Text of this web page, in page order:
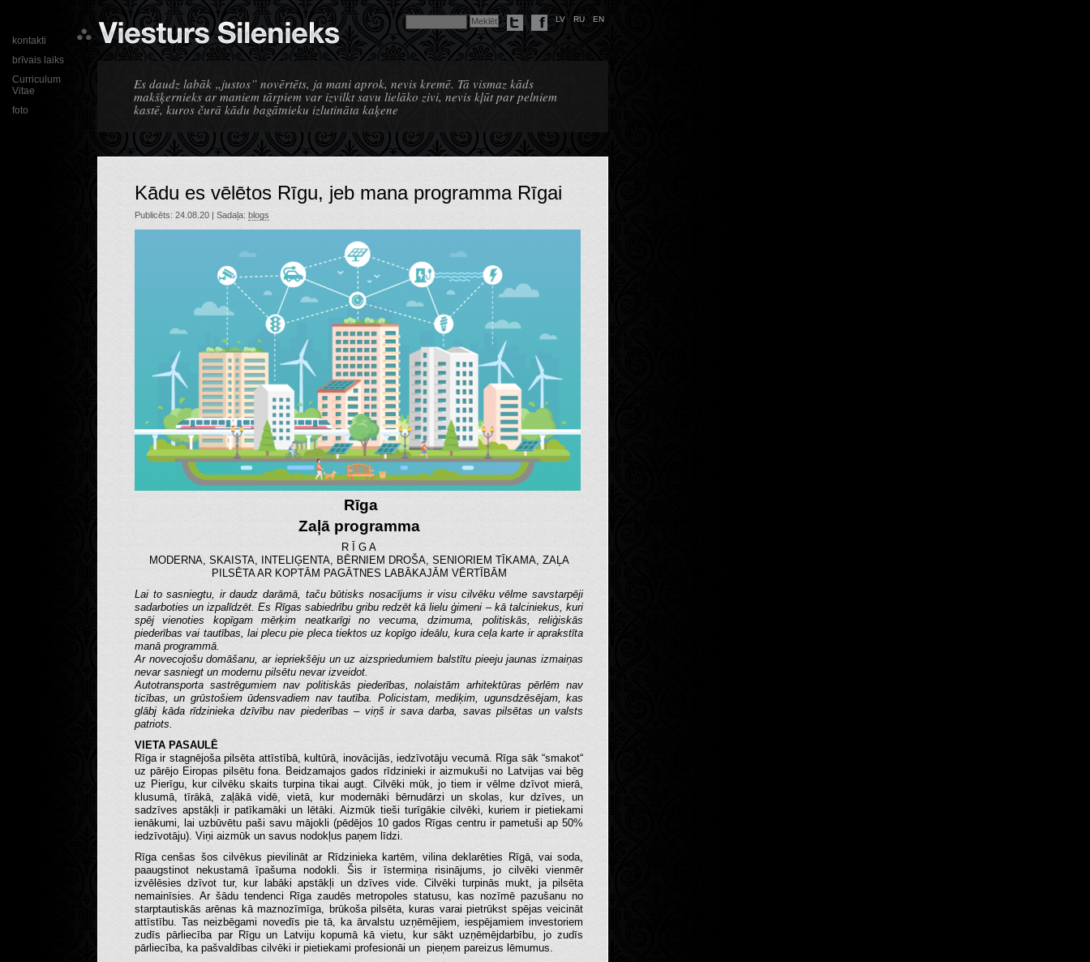
LV RU EN
Es daudz labāk „justos” novērtēts, ja mani aprok, nevis kremē. Tā vismaz kāds
makšķernieks ar maniem tārpiem var izvilkt savu lielāko zivi, nevis kļūt par pelniem
kastē, kuros čurā kādu bagātnieku izlutināta kaķene
kontakti
brīvais laiks
Curriculum
Vitae
foto
Kādu es vēlētos Rīgu, jeb mana programma Rīgai
Publicēts: 24.08.20 | Sadaļa: blogs
Rīga
Zaļā programma
R Ī G A
MODERNA, SKAISTA, INTELIĢENTA, BĒRNIEM DROŠA, SENIORIEM TĪKAMA, ZAĻA
PILSĒTA AR KOPTĀM PAGĀTNES LABĀKAJĀM VĒRTĪBĀM
Lai to sasniegtu, ir daudz darāmā, taču būtisks nosacījums ir visu cilvēku vēlme savstarpēji
sadarboties un izpalīdzēt. Es Rīgas sabiedrību gribu redzēt kā lielu ģimeni – kā talciniekus, kuri
spēj vienoties kopīgam mērķim neatkarīgi no vecuma, dzimuma, politiskās, reliģiskās
piederības vai tautības, lai plecu pie pleca tiektos uz kopīgo ideālu, kura ceļa karte ir aprakstīta
manā programmā.
Ar novecojošu domāšanu, ar iepriekšēju un uz aizspriedumiem balstītu pieeju jaunas izmaiņas
nevar sasniegt un modernu pilsētu nevar izveidot.
Autotransporta sastrēgumiem nav politiskās piederības, nolaistām arhitektūras pērlēm nav
ticības, un grūstošiem ūdensvadiem nav tautība. Policistam, mediķim, ugunsdzēsējam, kas
glābj kāda rīdzinieka dzīvību nav piederības – viņš ir sava darba, savas pilsētas un valsts
patriots.
VIETA PASAULĒ
Rīga ir stagnējoša pilsēta attīstībā, kultūrā, inovācijās, iedzīvotāju vecumā. Rīga sāk “smakot“
uz pārējo Eiropas pilsētu fona. Beidzamajos gados rīdzinieki ir aizmukuši no Latvijas vai bēg
uz Pierīgu, kur cilvēku skaits turpina tikai augt. Cilvēki mūk, jo tiem ir vēlme dzīvot mierā,
klusumā, tīrākā, zaļākā vidē, vietā, kur modernāki bērnudārzi un skolas, kur dzīves, un
sadzīves apstākļi ir patīkamāki un lētāki. Aizmūk tieši turīgākie cilvēki, kuriem ir pietiekami
ienākumi, lai uzbūvētu paši savu mājokli (pēdējos 10 gados Rīgas centru ir pametuši ap 50%
iedzīvotāju). Viņi aizmūk un savus nodokļus paņem līdzi.
Rīga cenšas šos cilvēkus pievilināt ar Rīdzinieka kartēm, vilina deklarēties Rīgā, vai soda,
paaugstinot nekustamā īpašuma nodokli. Šis ir īstermiņa risinājums, jo cilvēki vienmēr
izvēlēsies dzīvot tur, kur labāki apstākļi un dzīves vide. Cilvēki turpinās mukt, ja pilsēta
nemainīsies. Ar šādu tendenci Rīga zaudēs metropoles statusu, kas nozīmē pazušanu no
starptautiskās arēnas kā maznozīmīga, brūkoša pilsēta, kuras varai pietrūkst spējas veicināt
attīstību. Tas neizbēgami novedīs pie tā, ka ārvalstu uzņēmējiem, iespējamiem investoriem
zudīs pārliecība par Rīgu un Latviju kopumā kā vietu, kur sākt uzņēmējdarbību, jo zudīs
pārliecība, ka pašvaldības cilvēki ir pietiekami profesionāi un pieņem pareizus lēmumus.